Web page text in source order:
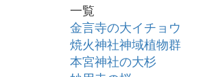
一覧
金言寺の大イチョウ
焼火神社神域植物群
本宮神社の大杉